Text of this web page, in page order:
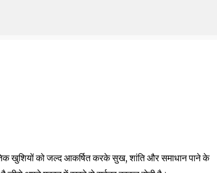
खुशियों को जल्द आकर्षित करके सुख, शांति और समाधान पाने के